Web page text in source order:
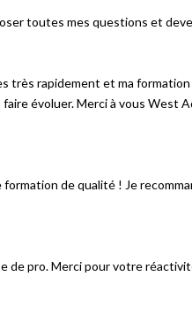
toutes mes questions et
très rapidement et ma
évoluer. Merci à vous West
de qualité ! Je
de pro. Merci pour votre